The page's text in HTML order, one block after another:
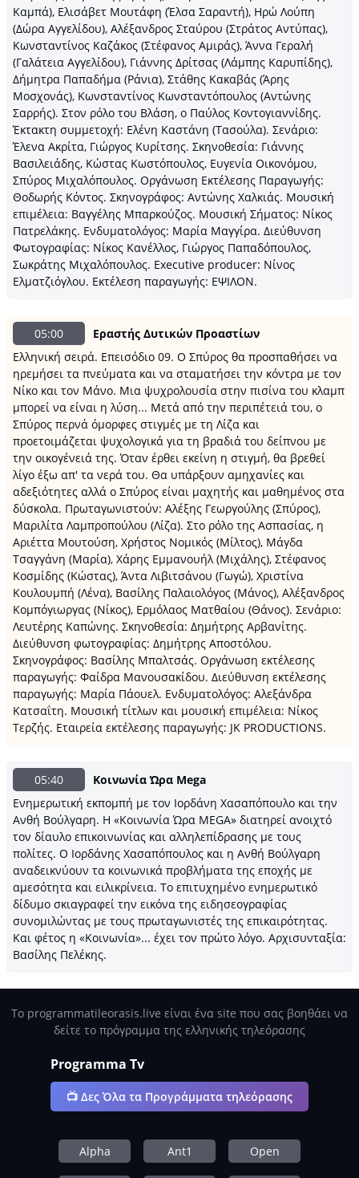
Καμπά), Ελισάβετ Μουτάφη (Έλσα Σαραντή), Ηρώ Λούπη
(Δώρα Αγγελίδου), Αλέξανδρος Σταύρου (Στράτος Αντύπας),
Κωνσταντίνος Καζάκος (Στέφανος Αμιράς), Άννα Γεραλή
(Γαλάτεια Αγγελίδου), Γιάννης Δρίτσας (Λάμπης Καρυπίδης),
Δήμητρα Παπαδήμα (Ράνια), Στάθης Κακαβάς (Άρης
Μοσχονάς), Κωνσταντίνος Κωνσταντόπουλος (Αντώνης
Σαρρής). Στον ρόλο του Βλάση, ο Παύλος Κοντογιαννίδης.
Έκτακτη συμμετοχή: Ελένη Καστάνη (Τασούλα). Σενάριο:
Έλενα Ακρίτα, Γιώργος Κυρίτσης. Σκηνοθεσία: Γιάννης
Βασιλειάδης, Κώστας Κωστόπουλος, Ευγενία Οικονόμου,
Σπύρος Μιχαλόπουλος. Οργάνωση Εκτέλεσης Παραγωγής:
Θοδωρής Κόντος. Σκηνογράφος: Αντώνης Χαλκιάς. Μουσική
επιμέλεια: Βαγγέλης Μπαρκούζος. Μουσική Σήματος: Νίκος
Πατρελάκης. Ενδυματολόγος: Μαρία Μαγγίρα. Διεύθυνση
Φωτογραφίας: Νίκος Κανέλλος, Γιώργος Παπαδόπουλος,
Σωκράτης Μιχαλόπουλος. Executive producer: Νίνος
Ελματζιόγλου. Εκτέλεση παραγωγής: ΕΨΙΛΟΝ.
05:00
Εραστής Δυτικών Προαστίων
Ελληνική σειρά. Επεισόδιο 09. Ο Σπύρος θα προσπαθήσει να
ηρεμήσει τα πνεύματα και να σταματήσει την κόντρα με τον
Νίκο και τον Μάνο. Μια ψυχρολουσία στην πισίνα του κλαμπ
μπορεί να είναι η λύση... Μετά από την περιπέτειά του, ο
Σπύρος περνά όμορφες στιγμές με τη Λίζα και
προετοιμάζεται ψυχολογικά για τη βραδιά του δείπνου με
την οικογένειά της. Όταν έρθει εκείνη η στιγμή, θα βρεθεί
λίγο έξω απ' τα νερά του. Θα υπάρξουν αμηχανίες και
αδεξιότητες αλλά ο Σπύρος είναι μαχητής και μαθημένος στα
δύσκολα. Πρωταγωνιστούν: Αλέξης Γεωργούλης (Σπύρος),
Μαριλίτα Λαμπροπούλου (Λίζα). Στο ρόλο της Ασπασίας, η
Αριέττα Μουτούση, Χρήστος Νομικός (Μίλτος), Μάγδα
Τσαγγάνη (Μαρία), Χάρης Εμμανουήλ (Μιχάλης), Στέφανος
Κοσμίδης (Κώστας), Άντα Λιβιτσάνου (Γωγώ), Χριστίνα
Κουλουμπή (Λένα), Βασίλης Παλαιολόγος (Μάνος), Αλέξανδρος
Κομπόγιωργας (Νίκος), Ερμόλαος Ματθαίου (Θάνος). Σενάριο:
Λευτέρης Καπώνης. Σκηνοθεσία: Δημήτρης Αρβανίτης.
Διεύθυνση φωτογραφίας: Δημήτρης Αποστόλου.
Σκηνογράφος: Βασίλης Μπαλτσάς. Οργάνωση εκτέλεσης
παραγωγής: Φαίδρα Μανουσακίδου. Διεύθυνση εκτέλεσης
παραγωγής: Μαρία Πάουελ. Ενδυματολόγος: Αλεξάνδρα
Κατσαΐτη. Μουσική τίτλων και μουσική επιμέλεια: Νίκος
Τερζής. Εταιρεία εκτέλεσης παραγωγής: JK PRODUCTIONS.
05:40
Κοινωνία Ώρα Μega
Ενημερωτική εκπομπή με τον Ιορδάνη Χασαπόπουλο και την
Ανθή Βούλγαρη. Η «Κοινωνία Ώρα MEGA» διατηρεί ανοιχτό
τον δίαυλο επικοινωνίας και αλληλεπίδρασης με τους
πολίτες. O Ιορδάνης Χασαπόπουλος και η Ανθή Βούλγαρη
αναδεικνύουν τα κοινωνικά προβλήματα της εποχής με
αμεσότητα και ειλικρίνεια. To επιτυχημένο ενημερωτικό
δίδυμο σκιαγραφεί την εικόνα της ειδησεογραφίας
συνομιλώντας με τους πρωταγωνιστές της επικαιρότητας.
Και φέτος η «Κοινωνία»... έχει τον πρώτο λόγο. Αρχισυνταξία:
Βασίλης Πελέκης.
Το programmatileorasis.live είναι ένα site που σας βοηθάει να
δείτε το πρόγραμμα της ελληνικής τηλεόρασης
Programma Tv
📺 Δες Όλα τα Προγράμματα τηλεόρασης
Alpha Ant1 Open